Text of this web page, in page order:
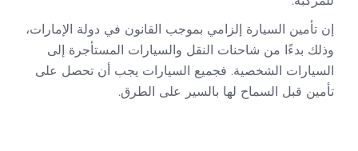
إن تأمين السيارة إلزامي بموجب القانون في دولة الإمارات،
وذلك بدءًا من شاحنات النقل والسيارات المستأجرة إلى
السيارات الشخصية. فجميع السيارات يجب أن تحصل على
تأمين قبل السماح لها بالسير على الطرق.